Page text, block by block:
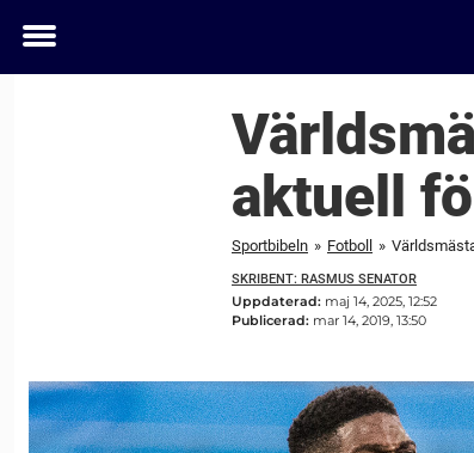
Toggle
aktuell
Sportbibeln » Fotboll »
SKRIBENT: RASMUS SENATOR
Uppdaterad: maj 14, 2025, 12:52
Publicerad: mar 14, 2019, 13:50